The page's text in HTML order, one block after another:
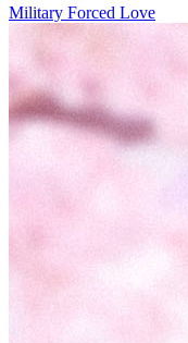
Military Forced Love